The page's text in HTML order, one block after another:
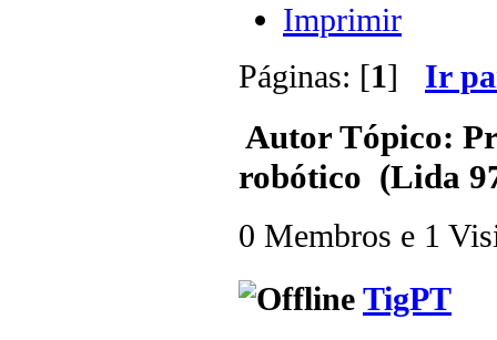
Imprimir
Páginas: [1] Ir
AutorTópico:
robótico (Lida
0 Membros e 1
TigPT